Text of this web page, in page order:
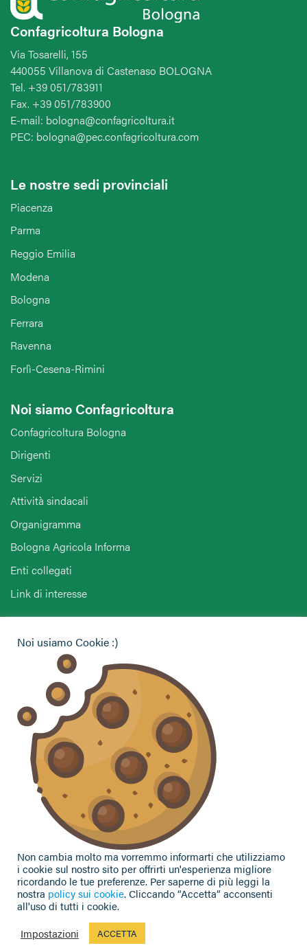
Confagricoltura Bologna
Via Tosarelli, 155
440055 Villanova di Castenaso BOLOGNA
Tel. +39 051/783911
Fax. +39 051/783900
E-mail: bologna@confagricoltura.it
PEC: bologna@pec.confagricoltura.com
Le nostre sedi provinciali
Piacenza
Parma
Reggio Emilia
Modena
Bologna
Ferrara
Ravenna
Forlì-Cesena-Rimini
Noi siamo Confagricoltura
Confagricoltura Bologna
Dirigenti
Servizi
Attività sindacali
Organigramma
Bologna Agricola Informa
Enti collegati
Link di interesse
Vuoi contattarci per ricevere assistenza, lasciare un
commento o chiedere informazioni?
CONTATTACI
Seguici sui social
Privacy Policy|Cookie Policy
© 2002-2026 CAA Confagricoltura Emilia Romagna srl - P.IVA
02317021208
Noi usiamo Cookie :)
Non cambia molto ma vorremmo informarti che utilizziamo
i cookie sul nostro sito per offrirti un'esperienza migliore
ricordando le tue preferenze. Per saperne di più leggi la
nostra policy sui cookie. Cliccando “Accetta” acconsenti
all'uso di tutti i cookie.
Impostazioni
ACCETTA